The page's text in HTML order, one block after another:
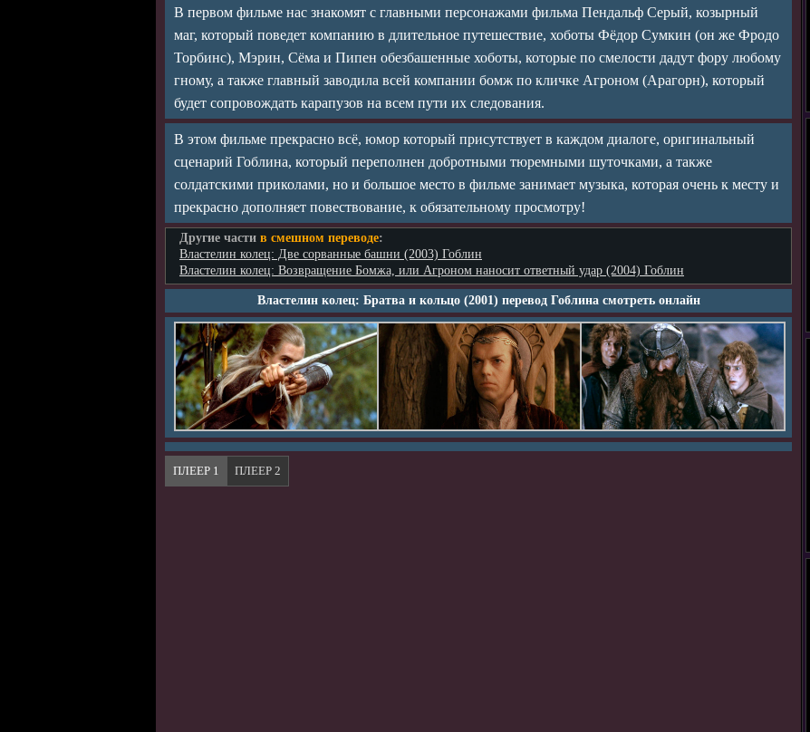
В первом фильме нас знакомят с главными персонажами фильма Пендальф Серый, козырный
маг, который поведет компанию в длительное путешествие, хоботы Фёдор Сумкин (он же Фродо
Торбинс), Мэрин, Сёма и Пипен обезбашенные хоботы, которые по смелости дадут фору любому
гному, а также главный заводила всей компании бомж по кличке Агроном (Арагорн), который
будет сопровождать карапузов на всем пути их следования.
В этом фильме прекрасно всё, юмор который присутствует в каждом диалоге, оригинальный
сценарий Гоблина, который переполнен добротными тюремными шуточками, а также
солдатскими приколами, но и большое место в фильме занимает музыка, которая очень к месту и
прекрасно дополняет повествование, к обязательному просмотру!
Другие части в смешном переводе:
Властелин колец: Две сорванные башни (2003) Гоблин
Властелин колец: Возвращение Бомжа, или Агроном наносит ответный удар (2004) Гоблин
Властелин колец: Братва и кольцо (2001) перевод Гоблина смотреть онлайн
ПЛЕЕР 1 ПЛЕЕР 2